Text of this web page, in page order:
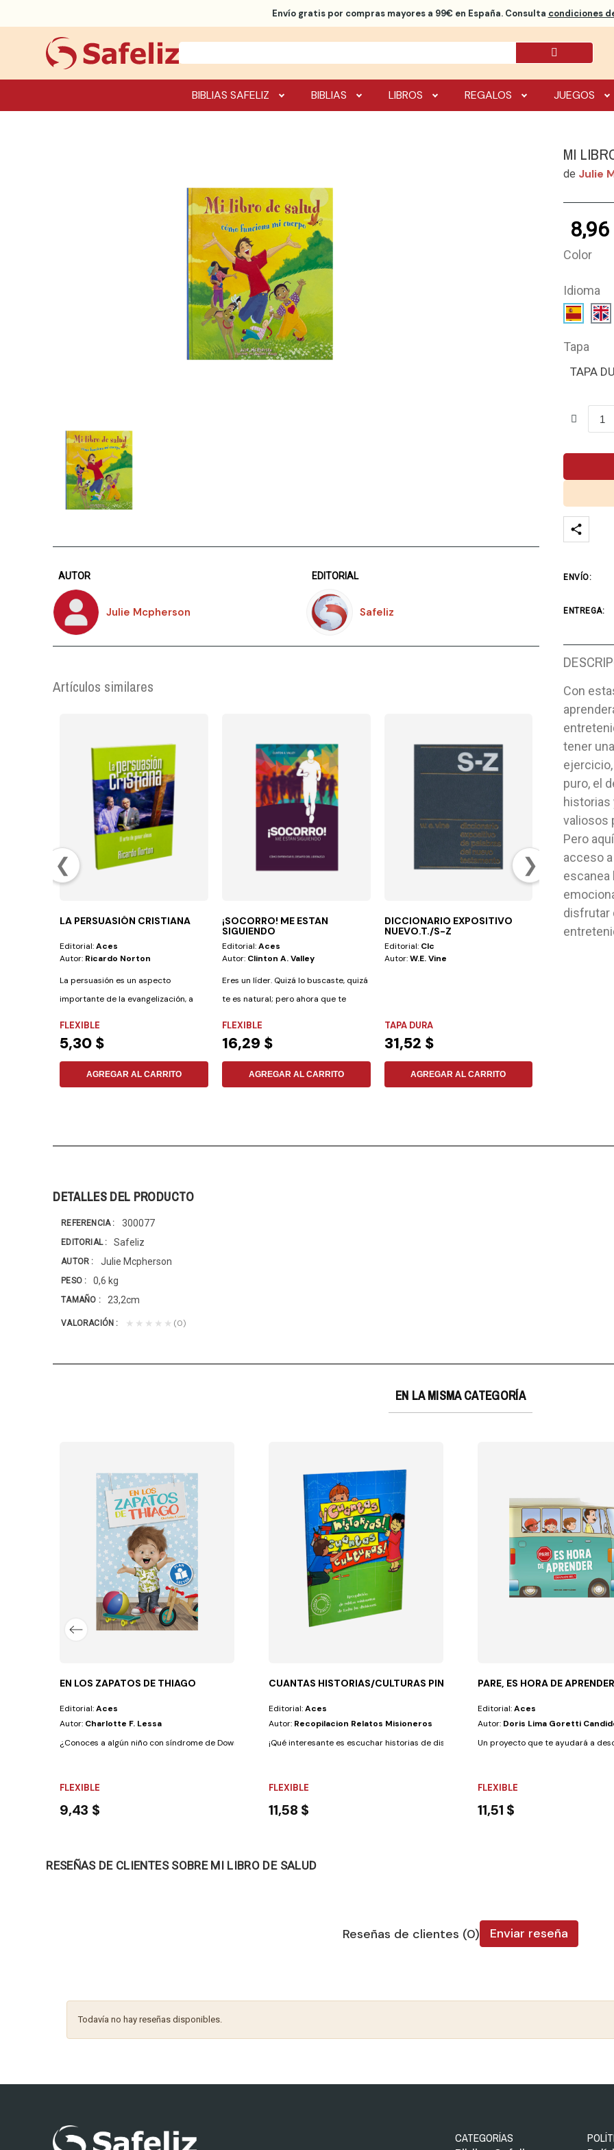
Envío gratispor compras mayores a 99€ en España. Consulta condiciones
BIBLIAS SAFELIZ BIBLIAS LIBROS REGALOS JUEGOS
AUTOR
Julie Mcpherson
EDITORIAL
Safeliz
Artículos similares
❮ ❯
LA PERSUASIÓN CRISTIANA
Editorial:Aces
Autor: Ricardo Norton
La persuasión es un aspecto
importante de la evangelización, a
FLEXIBLE
5,30 $
AGREGAR AL CARRITO
¡SOCORRO! ME ESTAN
SIGUIENDO
Editorial:Aces
Autor: Clinton A. Valley
Eres un líder. Quizá lo buscaste, quizá
te es natural; pero ahora que te
FLEXIBLE
16,29 $
AGREGAR AL CARRITO
DICCIONARIO EXPOSITIVO
NUEVO.T./S-Z
Editorial: Clc
Autor:W.e. Vine
TAPA DURA
31,52 $
AGREGAR AL CARRITO
LA GRAN
MI
de Julie
8,96
Color
Idioma
Tapa
TAPA
ENVÍO:
ENTREGA:
Con
tener
ejercicio,
puro, el
historias
valiosos
Pero
acceso
escanea
disfrutar
DETALLES DEL PRODUCTO
REFERENCIA 300077
EDITORIAL Safeliz
AUTOR Julie Mcpherson
PESO 0,6 kg
TAMAÑO 23,2cm
VALORACIÓN ★★★★★ (0)
EN LA MISMA CATEGORÍA
coloque su nariz encima y luzca la...
EN LOS ZAPATOS DE THIAGO
Editorial:Aces
Autor: Charlotte F. Lessa
¿Conoces a algún niño con síndrome de Down? ¿Notaste que en su rostro siempre hay...
FLEXIBLE
9,43 $
CUANTAS HISTORIAS/CULTURAS PINTA
Editorial:Aces
Autor: Recopilacion Relatos Misioneros
¡Qué interesante es escuchar historias de distintas partes del mundo! ¡Qué...
FLEXIBLE
11,58 $
PARE, ES HORA DE
Editorial:Aces
Autor: Doris Lima Goretti
Un proyecto que te ayudará a
FLEXIBLE
11,51 $
RESEÑAS DE CLIENTES SOBRE MI LIBRO DE SALUD
Reseñas de clientes (0) Enviar reseña
Todavía no hay reseñas disponibles.
CATEGORÍAS